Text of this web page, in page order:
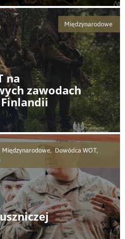
Międzynarodowe
na
zawodach
Dowódca WOT,